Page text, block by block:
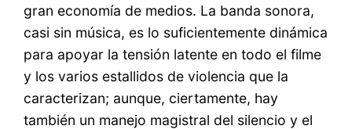
gran economía de medios. La banda sonora,
casi sin música, es lo suficientemente dinámica
para apoyar la tensión latente en todo el filme
y los varios estallidos de violencia que la
caracterizan; aunque, ciertamente, hay
también un manejo magistral del silencio y el